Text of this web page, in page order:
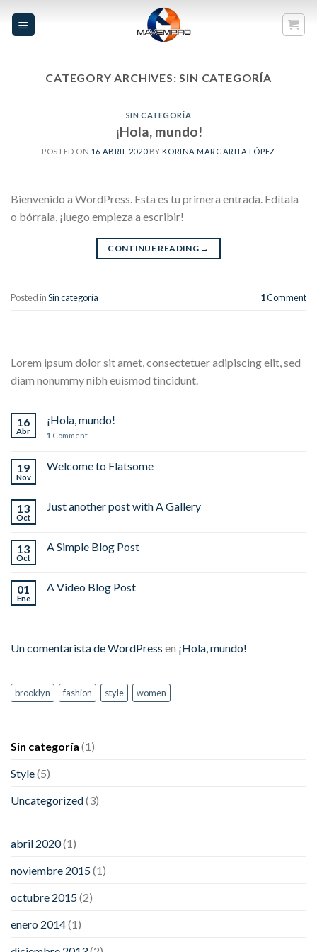
CATEGORY ARCHIVES:SIN CATEGORÍA
SIN CATEGORÍA
¡Hola, mundo!
POSTED ON 16 ABRIL 2020BYKORINA MARGARITA LÓPEZ
Bienvenido a WordPress. Esta es tu primera entrada. Edítala
o bórrala, ¡luego empieza a escribir!
CONTINUE READING →
Posted inSin categoría 1Comment
Lorem ipsum dolor sit amet, consectetuer adipiscing elit, sed
diam nonummy nibh euismod tincidunt.
16
Abr
¡Hola, mundo!
1 Comment
19
Nov
Welcome to Flatsome
13
Oct
Just another post with A Gallery
13
Oct
A Simple Blog Post
01
Ene
A Video Blog Post
Un comentarista de WordPress en ¡Hola, mundo!
brooklyn fashion style women
Sin categoría (1)
Style(5)
Uncategorized(3)
abril 2020(1)
noviembre 2015(1)
octubre 2015(2)
enero 2014(1)